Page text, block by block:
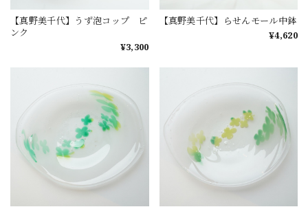
【真野美千代】うず泡コップ ピ
ンク
¥3,300
【真野美千代】らせんモール中鉢
¥4,620